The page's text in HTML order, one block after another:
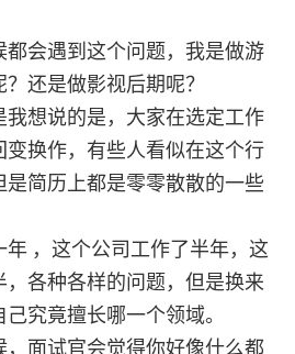
会遇到这个问题，我是做游
还是做影视后期呢？
想说的是，大家在选定工作
变换作，有些人看似在这个行
简历上都是零零散散的一些
，这个公司工作了半年，这
各种各样的问题，但是换来
究竟擅长哪一个领域。
面试官会觉得你好像什么都